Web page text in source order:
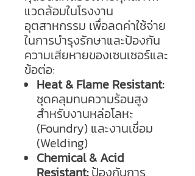
แวดล้อมในโรงงาน
อุตสาหกรรม เพื่อลดค่าใช้จ่าย
ในการบำรุงรักษาและป้องกัน
ความเสียหายของเซนเซอร์และ
ข้อต่อ:
Heat & Flame Resistant:
ชุดคลุมทนความร้อนสูง
สำหรับงานหล่อโลหะ
(Foundry) และงานเชื่อม
(Welding)
Chemical & Acid
Resistant:ป้องกันการ